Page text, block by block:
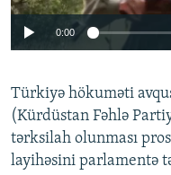
Auto 240p
720p
0:00
Türkiyə hökuməti
(Kürdüstan Fəhlə
tərksilah olunması
layihəsini parlamentə